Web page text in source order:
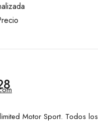
Motor Sport. Todos los